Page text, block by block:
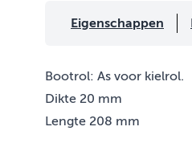
Eigenschappen
Bootrol: As voor kielrol.
Dikte 20 mm
Lengte 208 mm